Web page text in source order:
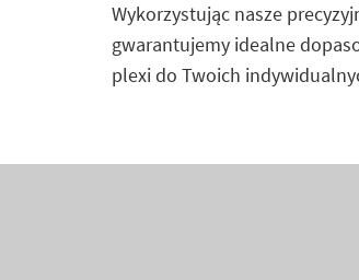
Wykorzystując nasze
gwarantujemy idealne
plexi do Twoich